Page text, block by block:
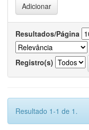
Resultados/Página
Registro(s)
Resultado 1-1 de 1.